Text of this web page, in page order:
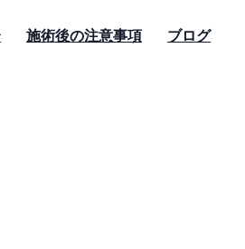
施術後の注意事項 ブログ